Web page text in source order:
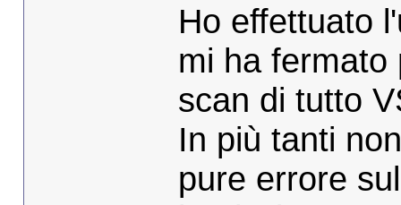
Ho effettuato
mi ha fermato
scan di tutto
In più tanti
pure errore